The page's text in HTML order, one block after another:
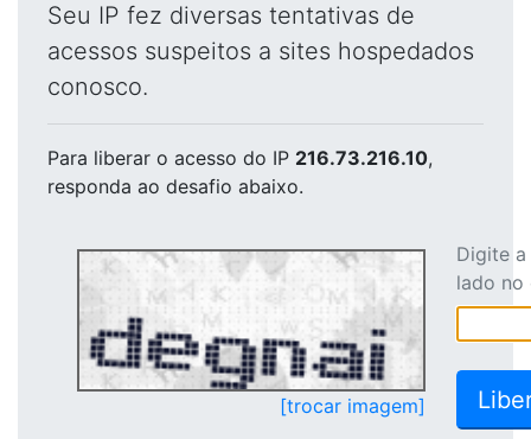
Seu IP fez diversas tentativas de
acessos suspeitos a sites hospedados
conosco.
Para liberar o acesso do IP 216.73.216.10,
responda ao desafio abaixo.
[trocar imagem]
Digite
lado no